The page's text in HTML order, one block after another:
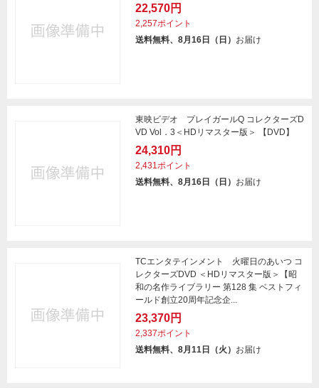
22,570円
2,257ポイント
送料無料、8月16日（日） お届け
東映ビデオ プレイガールQ コレクターズD
VD Vol．3＜HDリマスター版＞ 【DVD】
24,310円
2,431ポイント
送料無料、8月16日（日） お届け
TCエンタテインメント 火曜日のあいつ コ
レクターズDVD ＜HDリマスター版＞【昭
和の名作ライブラリー 第128 集 ベストフィ
ールド創立20周年記念企...
23,370円
2,337ポイント
送料無料、8月11日（火） お届け